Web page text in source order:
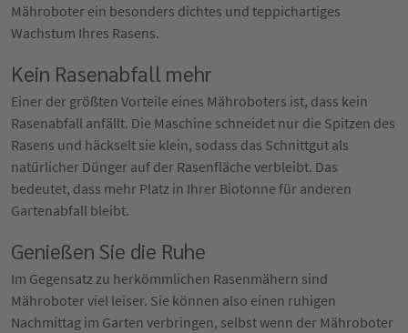
Mähroboter ein besonders dichtes und teppichartiges
Wachstum Ihres Rasens.
Kein Rasenabfall mehr
Einer der größten Vorteile eines Mähroboters ist, dass kein
Rasenabfall anfällt. Die Maschine schneidet nur die Spitzen des
Rasens und häckselt sie klein, sodass das Schnittgut als
natürlicher Dünger auf der Rasenfläche verbleibt. Das
bedeutet, dass mehr Platz in Ihrer Biotonne für anderen
Gartenabfall bleibt.
Genießen Sie die Ruhe
Im Gegensatz zu herkömmlichen Rasenmähern sind
Mähroboter viel leiser. Sie können also einen ruhigen
Nachmittag im Garten verbringen, selbst wenn der Mähroboter